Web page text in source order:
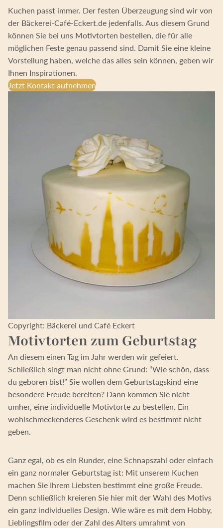
Kuchen passt immer. Der festen Überzeugung sind wir von
der Bäckerei-Café-Eckert.de jedenfalls. Aus diesem Grund
können Sie bei uns Motivtorten bestellen, die für alle
möglichen Feste genau passend sind. Damit Sie eine kleine
Vorstellung haben, welche das alles sein können, geben wir
Ihnen Inspirationen.
Jetzt Kontakt aufnehmen
Copyright: Bäckerei und Café Eckert
Motivtorten zum Geburtstag
An diesem einen Tag im Jahr werden wir gefeiert.
Schließlich singt man nicht ohne Grund: “Wie schön, dass
du geboren bist!” Sie wollen dem Geburtstagskind eine
besondere Freude bereiten? Dann kommen Sie nicht
umher, eine individuelle Motivtorte zu bestellen. Ein
wohlschmeckenderes Geschenk wird es bestimmt nicht
geben.
Ganz egal, ob es ein Runder, eine Schnapszahl oder einfach
ein ganz normaler Geburtstag ist: Mit unserem Kuchen
machen Sie Ihrem Liebsten bestimmt eine große Freude.
Denn schließlich kreieren Sie hier mit der Wahl des Motivs
ein ganz individuelles Design. Wie wäre es mit dem Hobby,
Lieblingsfilm oder der Zahl des Alters umrahmt von